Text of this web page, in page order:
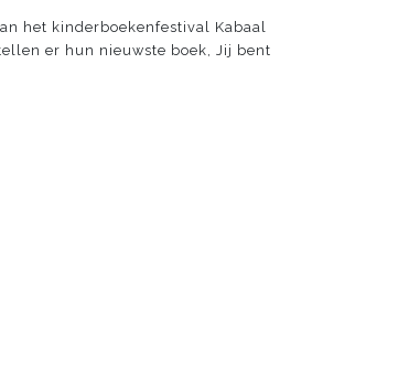
het kinderboekenfestival Kabaal
er hun nieuwste boek, Jij bent